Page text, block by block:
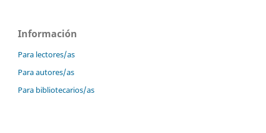
Información
Para lectores/as
Para autores/as
Para bibliotecarios/as